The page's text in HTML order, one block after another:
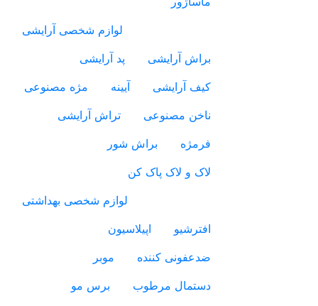
لوازم شخصی آرایشی
براش آرایشی
پد آرایشی
کیف آرایشی
آیینه
مژه مصنوعی
ناخن مصنوعی
تراش آرایشی
فرمژه
براش شور
لاک و لاک پاک کن
لوازم شخصی بهداشتی
افترشیو
اپیلاسیون
ضدعفونی کننده
موبر
دستمال مرطوب
برس مو